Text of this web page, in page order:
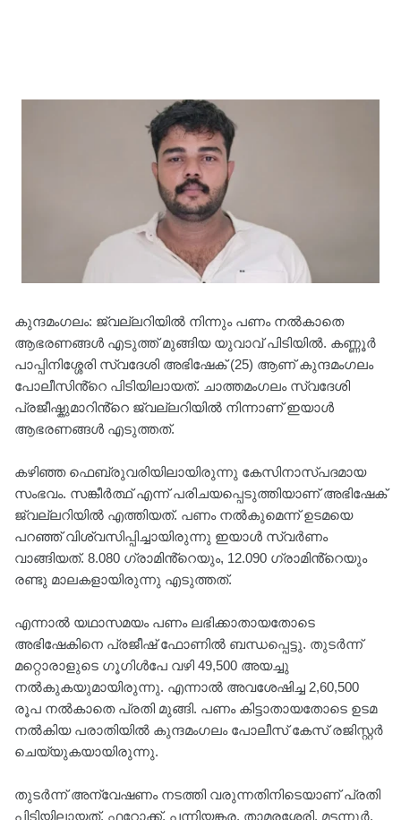
കുന്ദമംഗലം: ജ്വല്ലറിയില്‍ നിന്നും പണം നല്‍കാതെ
ആഭരണങ്ങൾ എടുത്ത് മുങ്ങിയ യുവാവ് പിടിയിൽ. കണ്ണൂർ
പാപ്പിനിശ്ശേരി സ്വദേശി അഭിഷേക് (25) ആണ് കുന്ദമംഗലം
പോലീസിൻ്റെ പിടിയിലായത്. ചാത്തമംഗലം സ്വദേശി
പ്രജീഷ്കുമാറിൻ്റെ ജ്വല്ലറിയിൽ നിന്നാണ് ഇയാള്‍
ആഭരണങ്ങള്‍ എടുത്തത്.
കഴിഞ്ഞ ഫെബ്രുവരിയിലായിരുന്നു കേസിനാസ്പദമായ
സംഭവം. സങ്കീര്‍ത്ഥ് എന്ന് പരിചയപ്പെടുത്തിയാണ് അഭിഷേക്
ജ്വല്ലറിയില്‍ എത്തിയത്. പണം നൽകുമെന്ന് ഉടമയെ
പറഞ്ഞ് വിശ്വസിപ്പിച്ചായിരുന്നു ഇയാൾ സ്വർണം
വാങ്ങിയത്. 8.080 ഗ്രാമിൻ്റെയും, 12.090 ഗ്രാമിൻ്റെയും
രണ്ടു മാലകളായിരുന്നു എടുത്തത്.
എന്നാല്‍ യഥാസമയം പണം ലഭിക്കാതായതോടെ
അഭിഷേകിനെ പ്രജീഷ് ഫോണില്‍ ബന്ധപ്പെട്ടു. തുടര്‍ന്ന്
മറ്റൊരാളുടെ ഗൂഗിള്‍പേ വഴി 49,500 അയച്ചു
നല്‍കുകയുമായിരുന്നു. എന്നാല്‍ അവശേഷിച്ച 2,60,500
രൂപ നല്‍കാതെ പ്രതി മുങ്ങി. പണം കിട്ടാതായതോടെ ഉടമ
നൽകിയ പരാതിയില്‍ കുന്ദമംഗലം പോലീസ് കേസ് രജിസ്റ്റര്‍
ചെയ്യുകയായിരുന്നു.
തുടർന്ന് അന്വേഷണം നടത്തി വരുന്നതിനിടെയാണ് പ്രതി
പിടിയിലായത്. ഫറോക്ക്, പന്നിയങ്കര, താമരശ്ശേരി, മട്ടന്നൂര്‍,